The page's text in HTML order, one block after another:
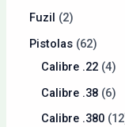
Fuzil
2
Pistolas 62
Calibre .22 4
Calibre .38 6
Calibre .380 12